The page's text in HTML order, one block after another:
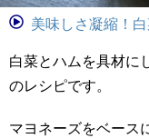
美味しさ凝縮！
白菜とハムを具材に
のレシピです。
マヨネーズをベース